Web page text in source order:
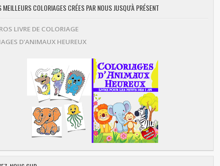
MEILLEURS COLORIAGES CRÉES PAR NOUS JUSQU'À PRÉSENT
LIVRE DE COLORIAGE
D'ANIMAUX HEUREUX